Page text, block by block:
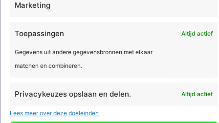
Marketing
Toepassingen Altijd actief
Gegevens uit andere gegevensbronnen met elkaar
matchen en combineren.
Privacykeuzes opslaan en delen. Altijd actief
Lees meer over deze doeleinden
Koeltechniek
Energie en data infrastructuur
Verkeerstechniek
Laadpalen
Service en onderhoudsbedrijven
Gebouwgebonden techniek (liften, roltrappen)